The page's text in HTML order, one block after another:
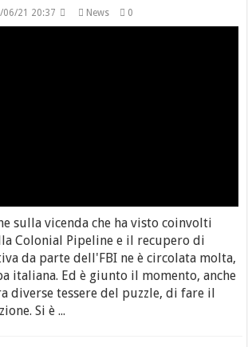
06/21 20:37 News 0
sulla vicenda che ha visto coinvolti
Colonial Pipeline e il recupero di
da parte dell'FBI ne è circolata molta,
italiana. Ed è giunto il momento, anche
diverse tessere del puzzle, di fare il
Si è ...